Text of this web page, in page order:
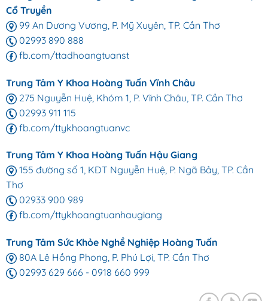
Cổ Truyền
99 An Dương Vương, P. Mỹ Xuyên, TP. Cần Thơ
02993 890 888
fb.com/ttadhoangtuanst
Trung Tâm Y Khoa Hoàng Tuấn Vĩnh Châu
275 Nguyễn Huệ, Khóm 1, P. Vĩnh Châu, TP. Cần Thơ
02993 911 115
fb.com/ttykhoangtuanvc
Trung Tâm Y Khoa Hoàng Tuấn Hậu Giang
155 đường số 1, KĐT Nguyễn Huệ, P. Ngã Bảy, TP. Cần
Thơ
02933 900 989
fb.com/ttykhoangtuanhaugiang
Trung Tâm Sức Khỏe Nghề Nghiệp Hoàng Tuấn
80A Lê Hồng Phong, P. Phú Lợi, TP. Cần Thơ
02993 629 666 - 0918 660 999